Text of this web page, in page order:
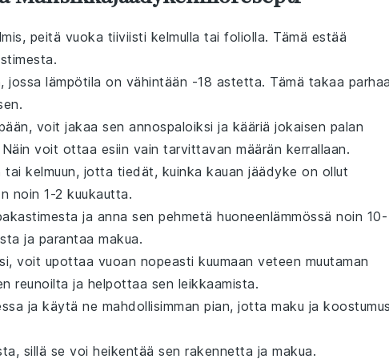
peitä vuoka tiiviisti kelmulla tai foliolla. Tämä estää
jossa lämpötila on vähintään -18 astetta. Tämä takaa
voit jakaa sen annospaloiksi ja kääriä jokaisen palan
voit ottaa esiin vain tarvittavan määrän kerrallaan.
kelmuun, jotta tiedät, kuinka kauan jäädyke on ollut
noin 1-2 kuukautta.
ja anna sen pehmetä huoneenlämmössä noin 10-
ja parantaa makua.
voit upottaa vuoan nopeasti kuumaan veteen muutaman
reunoilta ja helpottaa sen leikkaamista.
ja käytä ne mahdollisimman pian, jotta maku ja
sillä se voi heikentää sen rakennetta ja makua.